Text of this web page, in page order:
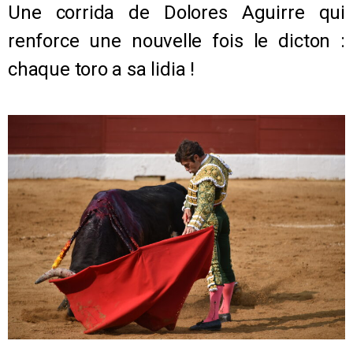
Une corrida de Dolores Aguirre qui
renforce une nouvelle fois le dicton :
chaque toro a sa lidia !